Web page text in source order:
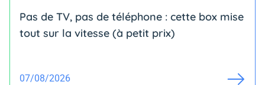
Pas de TV, pas de téléphone : cette box mise
tout sur la vitesse (à petit prix)
07/08/2026